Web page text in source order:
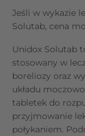
Jeśli w wykazie
Solutab, cena
Unidox Solutab
stosowany w
boreliozy oraz
układu
tabletek do
przyjmowanie
połykaniem.